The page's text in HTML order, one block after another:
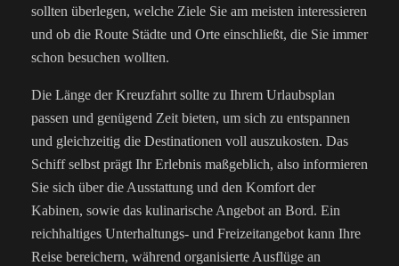
sollten überlegen, welche Ziele Sie am meisten interessieren
und ob die Route Städte und Orte einschließt, die Sie immer
schon besuchen wollten.
Die Länge der Kreuzfahrt sollte zu Ihrem Urlaubsplan
passen und genügend Zeit bieten, um sich zu entspannen
und gleichzeitig die Destinationen voll auszukosten. Das
Schiff selbst prägt Ihr Erlebnis maßgeblich, also informieren
Sie sich über die Ausstattung und den Komfort der
Kabinen, sowie das kulinarische Angebot an Bord. Ein
reichhaltiges Unterhaltungs- und Freizeitangebot kann Ihre
Reise bereichern, während organisierte Ausflüge an